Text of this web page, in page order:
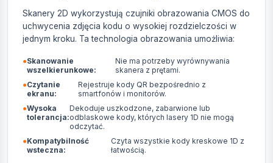
Skanery 2D wykorzystują czujniki obrazowania CMOS do
uchwycenia zdjęcia kodu o wysokiej rozdzielczości w
jednym kroku. Ta technologia obrazowania umożliwia:
●Skanowanie
wszelkierunkowe:
Nie ma potrzeby wyrównywania
skanera z prętami.
●Czytanie
ekranu:
Rejestruje kody QR bezpośrednio z
smartfonów i monitorów.
●Wysoka
tolerancja:
Dekoduje uszkodzone, zabarwione lub
odblaskowe kody, których lasery 1D nie mogą
odczytać.
●Kompatybilność
wsteczna:
Czyta wszystkie kody kreskowe 1D z
łatwością.